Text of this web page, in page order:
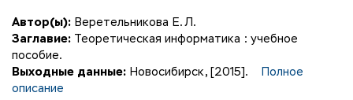
Автор(ы): Веретельникова Е. Л.
Заглавие: Теоретическая информатика : учебное
пособие.
Выходные данные: Новосибирск, [2015].
Полное
описание